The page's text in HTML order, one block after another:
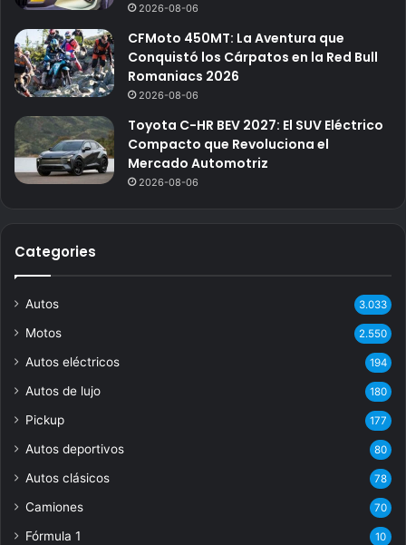
2026-08-06
CFMoto 450MT: La Aventura que
Conquistó los Cárpatos en la Red Bull
Romaniacs 2026
2026-08-06
Toyota C-HR BEV 2027: El SUV Eléctrico
Compacto que Revoluciona el
Mercado Automotriz
2026-08-06
Categories
Autos 3.033
Motos 2.550
Autos eléctricos 194
Autos de lujo 180
Pickup 177
Autos deportivos 80
Autos clásicos 78
Camiones 70
Fórmula 1 10